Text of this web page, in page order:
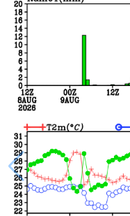
拉萨 杭州
香港